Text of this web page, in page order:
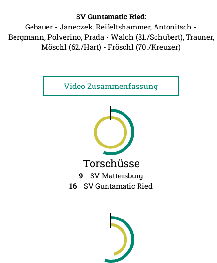
SV Guntamatic Ried:
Gebauer - Janeczek, Reifeltshammer, Antonitsch -
Bergmann, Polverino, Prada - Walch (81./Schubert), Trauner,
Möschl (62./Hart) - Fröschl (70./Kreuzer)
Video Zusammenfassung
Torschüsse
9
SV Mattersburg
16
SV Guntamatic Ried